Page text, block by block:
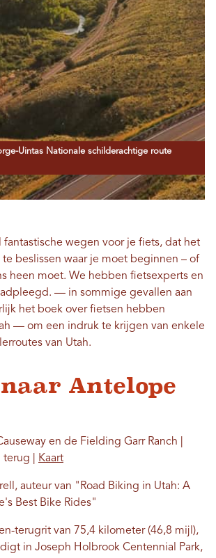
Uintas Nationale schilderachtige route
fantastische wegen voor je fiets, dat het
te beslissen waar je moet beginnen – of
heen moet. We hebben fietsexperts en
— in sommige gevallen aan
het boek over fietsen hebben
— om een ​​indruk te krijgen van enkele
van Utah.
naar Antelope
en de Fielding Garr Ranch |
|
Kaart
auteur van "Road Biking in Utah: A
Best Bike Rides"
terugrit van 75,4 kilometer (46,8 mijl),
in Joseph Holbrook Centennial Park,